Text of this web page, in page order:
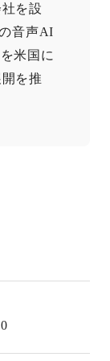
を設
音声AI
米国に
を推